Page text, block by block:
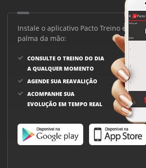
Instale o aplicativo Pacto Treino e
palma da mão:
CONSULTE O TREINO DO DIA
A QUALQUER MOMENTO
AGENDE SUA REAVALIÇÃO
ACOMPANHE SUA
EVOLUÇÃO EM TEMPO REAL